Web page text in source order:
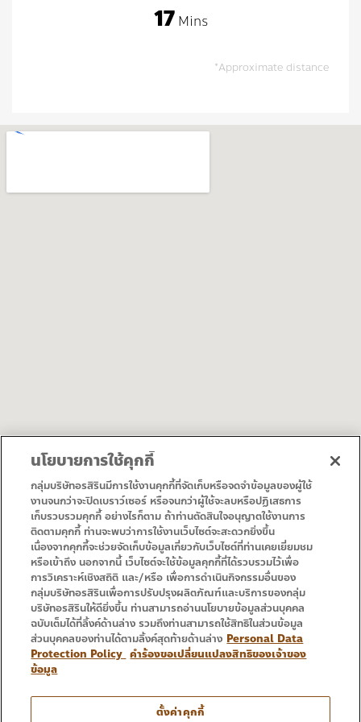
17 Mins
Destination Map
• Homepage
• Promotion
• Service
• Contact Us
Tel : 053 333 666
นโยบายการใช้คุกกี้
กลุ่มบริษัทอรสิรินมีการใช้งานคุกกี้ที่จัดเก็บหรือจดจำข้อมูลของผู้ใช้
งานจนกว่าจะปิดเบราว์เซอร์ หรือจนกว่าผู้ใช้จะลบหรือปฏิเสธการ
เก็บรวบรวมคุกกี้ อย่างไรก็ตาม ถ้าท่านตัดสินใจอนุญาตใช้งานการ
ติดตามคุกกี้ ท่านจะพบว่าการใช้งานเว็บไซต์จะสะดวกยิ่งขึ้น
เนื่องจากคุกกี้จะช่วยจัดเก็บข้อมูลเกี่ยวกับเว็บไซต์ที่ท่านเคยเยี่ยมชม
หรือเข้าถึง นอกจากนี้ เว็บไซต์จะใช้ข้อมูลคุกกี้ที่ได้รวบรวมไว้เพื่อ
การวิเคราะห์เชิงสถิติ และ/หรือ เพื่อการดำเนินกิจกรรมอื่นของ
กลุ่มบริษัทอรสิรินเพื่อการปรับปรุงผลิตภัณฑ์และบริการของกลุ่ม
บริษัทอรสิรินให้ดียิ่งขึ้น ท่านสามารถอ่านนโยบายข้อมูลส่วนบุคคล
ฉบับเต็มได้ที่ลิ้งค์ด้านล่าง รวมถึงท่านสามารถใช้สิทธิในส่วนข้อมูล
ส่วนบุคคลของท่านได้ตามลิ้งค์สุดท้ายด้านล่าง Personal Data
Protection Policy คำร้องขอเปลี่ยนแปลงสิทธิของเจ้าของ
ข้อมูล
ตั้งค่าคุกกี้